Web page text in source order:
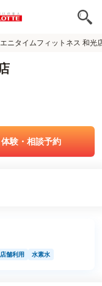
エニタイムフィットネス 和光
体験・相談予約
舗利用 水素水